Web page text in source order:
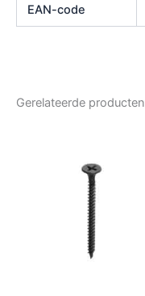
EAN-code
Gerelateerde producten